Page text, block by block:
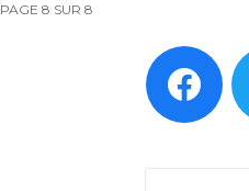
PAGE 8 SUR 8
facebook